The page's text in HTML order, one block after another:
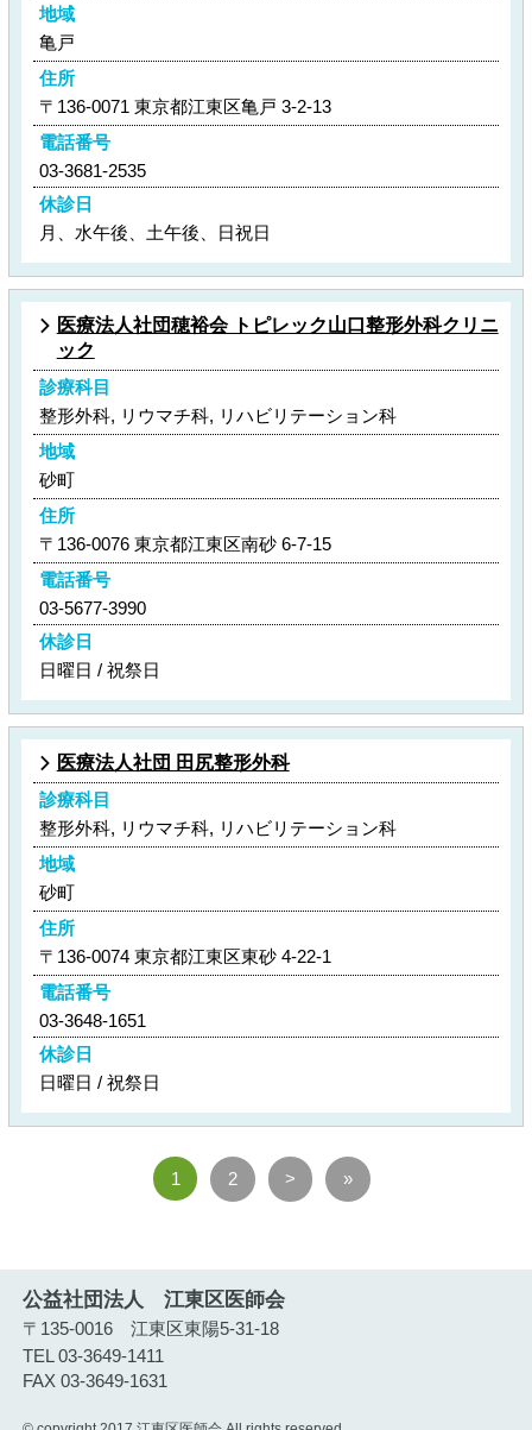
地域
亀戸
住所
〒136-0071 東京都江東区亀戸 3-2-13
電話番号
03-3681-2535
休診日
月、水午後、土午後、日祝日
医療法人社団穂裕会 トピレック山口整形外科クリニ
ック
診療科目
整形外科, リウマチ科, リハビリテーション科
地域
砂町
住所
〒136-0076 東京都江東区南砂 6-7-15
電話番号
03-5677-3990
休診日
日曜日 / 祝祭日
医療法人社団 田尻整形外科
診療科目
整形外科, リウマチ科, リハビリテーション科
地域
砂町
住所
〒136-0074 東京都江東区東砂 4-22-1
電話番号
03-3648-1651
休診日
日曜日 / 祝祭日
1 2 > »
公益社団法人 江東区医師会
〒135-0016 江東区東陽5-31-18
TEL 03-3649-1411
FAX 03-3649-1631